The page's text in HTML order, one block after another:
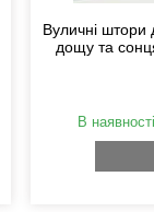
Вуличні штори
дощу та
В наявності